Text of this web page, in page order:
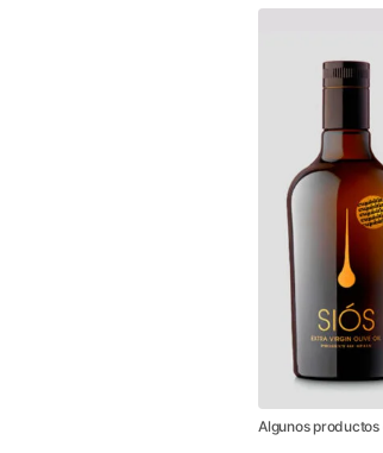
Algunos